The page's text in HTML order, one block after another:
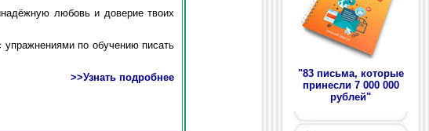
любовь и доверие твоих
упражнениями по обучению писать
>>Узнать подробнее
"83 письма, которые
принесли 7 000 000
рублей"